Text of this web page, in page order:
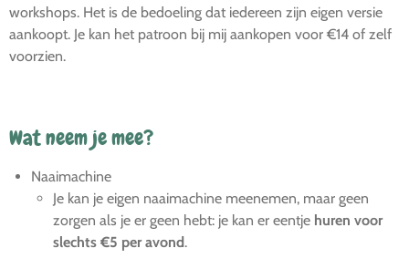
workshops. Het is de bedoeling dat iedereen zijn eigen versie
aankoopt. Je kan het patroon bij mij aankopen voor €14 of zelf
voorzien.
Wat neem je mee?
Naaimachine
Je kan je eigen naaimachine meenemen, maar geen
zorgen als je er geen hebt: je kan er eentje huren voor
slechts €5 per avond.